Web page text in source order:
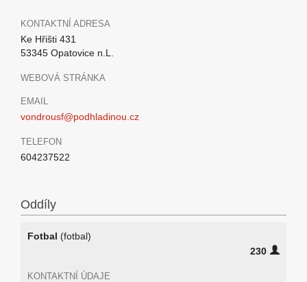
KONTAKTNÍ ADRESA
Ke Hřišti 431
53345 Opatovice n.L.
WEBOVÁ STRÁNKA
EMAIL
vondrousf@podhladinou.cz
TELEFON
604237522
Oddíly
Fotbal (fotbal)
230
KONTAKTNÍ ÚDAJE